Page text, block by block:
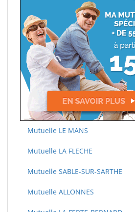
Mutuelle LE MANS
Mutuelle LA FLECHE
Mutuelle SABLE-SUR-SARTHE
Mutuelle ALLONNES